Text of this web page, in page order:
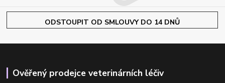
ODSTOUPIT OD SMLOUVY DO 14 DNŮ
Ověřený prodejce veterinárních léčiv